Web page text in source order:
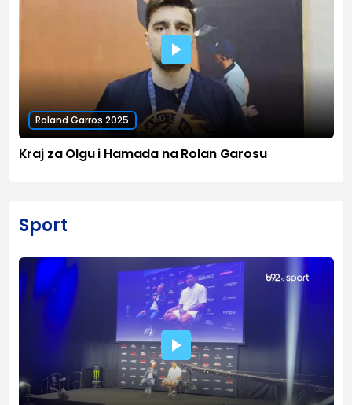
Roland Garros 2025
Kraj za Olgu i Hamada na Rolan Garosu
Sport